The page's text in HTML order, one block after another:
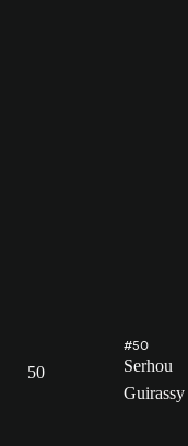
50
#50
Serhou
Guirassy